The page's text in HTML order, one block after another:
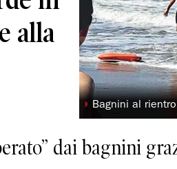
alla
◗ Bagnini al
dai bagnini